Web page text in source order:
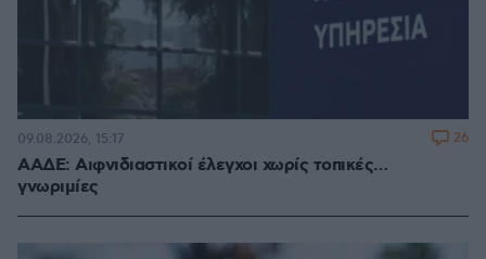
ΑΑΔΕ: Αιφνιδιαστικοί έλεγχοι χωρίς τοπικές…
γνωριμίες
09.08.2026, 15:17 26